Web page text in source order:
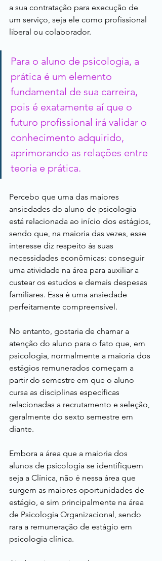
a sua contratação para execução de
um serviço, seja ele como profissional
liberal ou colaborador.
Para o aluno de psicologia, a
prática é um elemento
fundamental de sua carreira,
pois é exatamente aí que o
futuro profissional irá validar o
conhecimento adquirido,
aprimorando as relações entre
teoria e prática.
Percebo que uma das maiores
ansiedades do aluno de psicologia
está relacionada ao início dos estágios,
sendo que, na maioria das vezes, esse
interesse diz respeito às suas
necessidades econômicas: conseguir
uma atividade na área para auxiliar a
custear os estudos e demais despesas
familiares. Essa é uma ansiedade
perfeitamente compreensível.
No entanto, gostaria de chamar a
atenção do aluno para o fato que, em
psicologia, normalmente a maioria dos
estágios remunerados começam a
partir do semestre em que o aluno
cursa as disciplinas específicas
relacionadas a recrutamento e seleção,
geralmente do sexto semestre em
diante.
Embora a área que a maioria dos
alunos de psicologia se identifiquem
seja a Clínica, não é nessa área que
surgem as maiores oportunidades de
estágio, e sim principalmente na área
de Psicologia Organizacional, sendo
rara a remuneração de estágio em
psicologia clínica.